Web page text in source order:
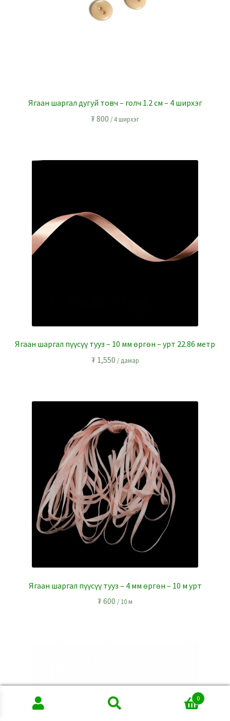
Ягаан шаргал дугуй товч – голч 1.2 см – 4 ширхэг
₮800 / 4 ширхэг
Ягаан шаргал пүүсүү тууз – 10 мм өргөн – урт 22.86 метр
₮1,550 / дамар
Ягаан шаргал пүүсүү тууз – 4 мм өргөн – 10 м урт
₮600 / 10 м
0